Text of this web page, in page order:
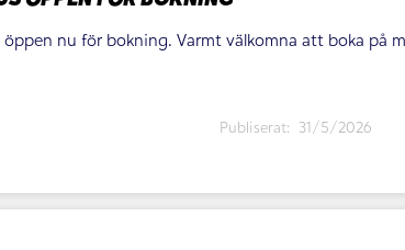
öppen nu för bokning. Varmt välkomna att boka på
Publiserat: 31/5/2026